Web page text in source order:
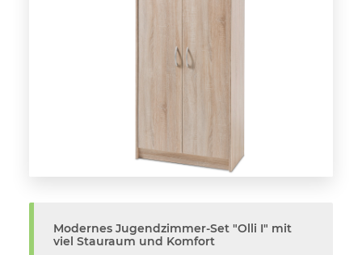
Modernes Jugendzimmer-Set "Olli I" mit
viel Stauraum und Komfort